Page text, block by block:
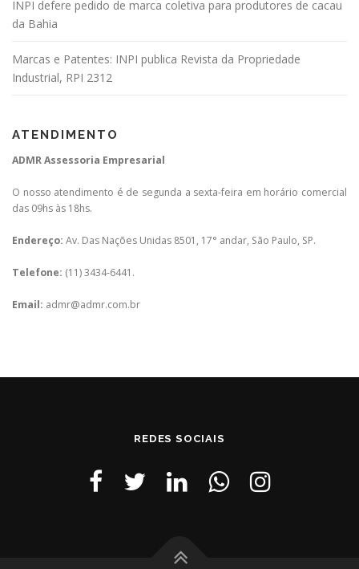
INPI defere pedido de marca coletiva para produtores de cacau
da Bahia
Marcas e Patentes: INPI publica Revista da Propriedade
Industrial, RPI 2312
ATENDIMENTO
ADMR Assessoria Empresarial
O nosso atendimento é de segunda a sexta-feira em horário comercial
das 09hs às 18hs.
Endereço: Av. Das Nações Unidas 8501, 17° andar, São Paulo, SP.
Telefone: (11) 3434-6441.
Email: admr@admr.com.br
REDES SOCIAIS